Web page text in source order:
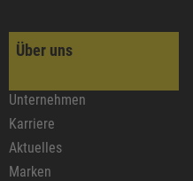
Über uns
Unternehmen
Karriere
Aktuelles
Marken